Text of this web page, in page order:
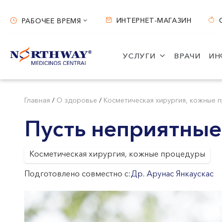
Рабочее время
Вильнюс
ул. S. Žukausko 19
Часы работы:
I-V 07:30 - 20:30
VII --
Каунас
ул. Miško 25A
I-V 08:00 - 20:00
VII --
РАБОЧЕЕ ВРЕМЯ ИНТЕРНЕТ-МАГАЗИН
УСЛУГИ ВРАЧИ
Главная / О здоровье / Косметическая хирургия, кожные
Пусть
Косметическая хирургия, кожные процедуры
Подготовлено совместно с:Др. Арунас Янкаускас